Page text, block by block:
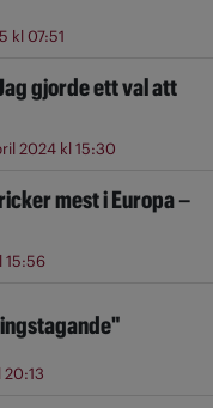
kl 07:51
gjorde ett val att
2024 kl 15:30
mest i Europa –
15:56